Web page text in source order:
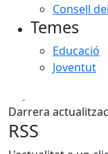
Consell
Temes
Educació
Joventut
Darrera
RSS